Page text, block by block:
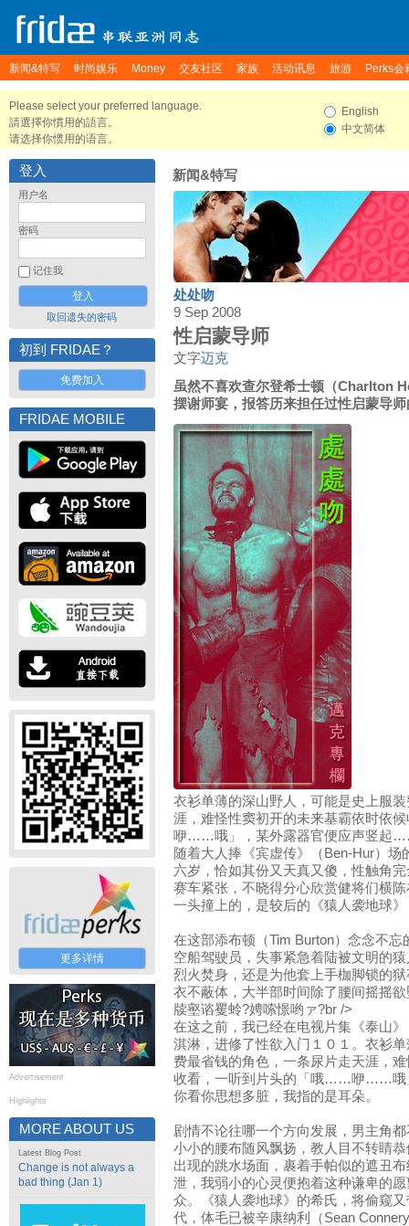
新闻&特写 时尚娱乐 Money 交友社区 家族 活动讯息 旅游 Perks会
Please select your preferred language.
請選擇你慣用的語言。
请选择你惯用的语言。
English
中文简体
登入
用户名
密码
记住我
取回遗失的密码
初到 FRIDAE？
免费加入
FRIDAE MOBILE
更多详情
Advertisement
Highlights
MORE ABOUT US
Latest Blog Post
Change is not always a
bad thing (Jan 1)
新闻&特写
处处吻
9 Sep 2008
性启蒙导师
文字迈克
虽然不喜欢查尔登希士顿（Charlton
摆谢师宴，报答历来担任过性启蒙导
衣衫单薄的深山野人，可能是史上服
涯，难怪性窦初开的未来基霸依时依
咿……哦」，某外露器官便应声竖起
随着大人捧《宾虚传》（Ben-Hur）
六岁，恰如其份又天真又傻，性触角
赛车紧张，不晓得分心欣赏健将们横
一头撞上的，是较后的《猿人袭地球
在这部添布顿（Tim Burton）念念不
空船驾驶员，失事紧急着陆被文明的
烈火焚身，还是为他套上手枷脚锁的
衣不蔽体，大半部时间除了腰间摇摇
牍壑谘矍蛉?娉嗦憬哟ァ?br />
在这之前，我已经在电视片集《泰山
淇淋，进修了性欲入门１０１。衣衫
费最省钱的角色，一条尿片走天涯，
收看，一听到片头的「哦……咿……哦
你看你思想多脏，我指的是耳朵。
剧情不论往哪一个方向发展，男主角
小小的腰布随风飘扬，教人目不转睛
出现的跳水场面，裹着手帕似的遮丑
泄，我弱小的心灵便抱着这种谦卑的
众。《猿人袭地球》的希氏，将偷窥
代，体毛已被辛康纳利（Sean